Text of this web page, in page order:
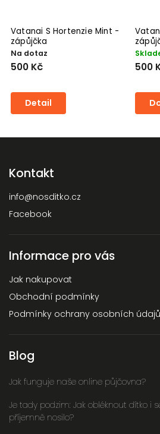
Vatanai S Hortenzie Mint -
zápůjčka
Na dotaz
500 Kč
Detail
500
Kontakt
info@nosditko.cz
Facebook
Informace pro vás
Jak nakupovat
Obchodní podmínky
Podmínky ochrany osobních údajů
Blog
Jak funguje naše online půjčovna?
Je tady podzim: Jak obléknout dítko i
příjemně nosilo?